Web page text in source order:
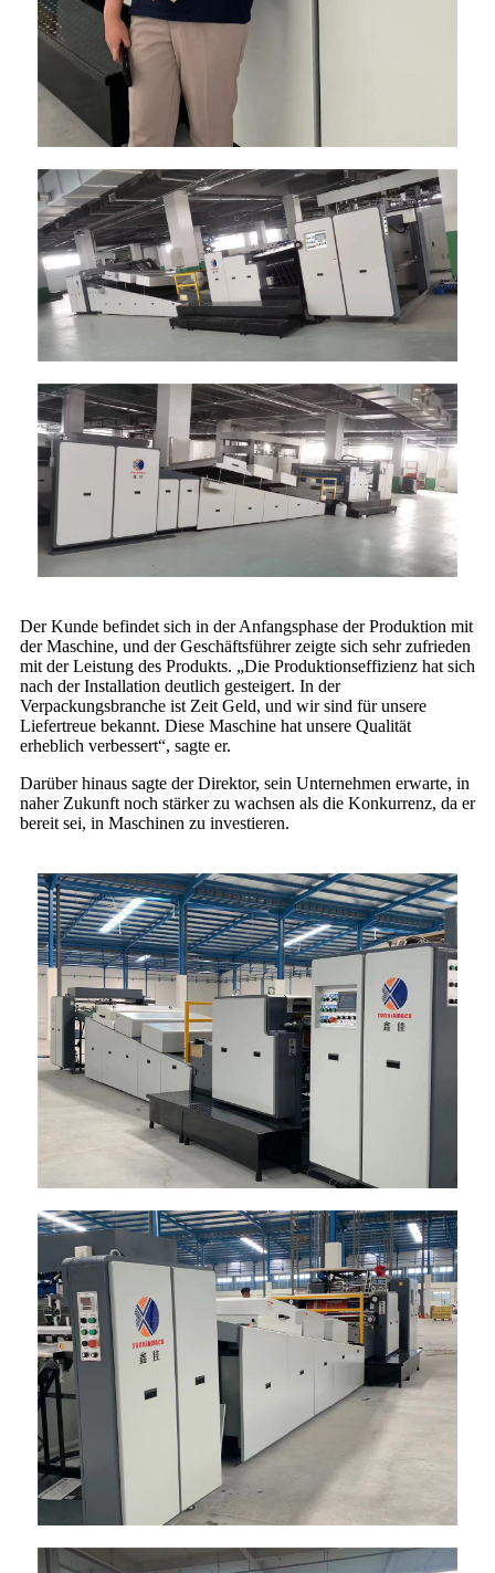
Der Kunde befindet sich in der Anfangsphase der Produktion mit
der Maschine, und der Geschäftsführer zeigte sich sehr zufrieden
mit der Leistung des Produkts. „Die Produktionseffizienz hat sich
nach der Installation deutlich gesteigert. In der
Verpackungsbranche ist Zeit Geld, und wir sind für unsere
Liefertreue bekannt. Diese Maschine hat unsere Qualität
erheblich verbessert“, sagte er.
Darüber hinaus sagte der Direktor, sein Unternehmen erwarte, in
naher Zukunft noch stärker zu wachsen als die Konkurrenz, da er
bereit sei, in Maschinen zu investieren.